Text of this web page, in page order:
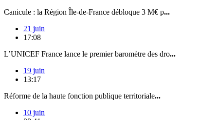
Canicule : la Région Île-de-France débloque 3 M€ p...
21 juin
17:08
L’UNICEF France lance le premier baromètre des dro...
19 juin
13:17
Réforme de la haute fonction publique territoriale...
10 juin